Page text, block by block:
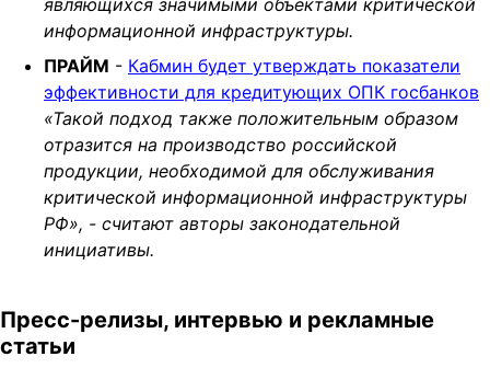
являющихся значимыми объектами критической
информационной инфраструктуры.
ПРАЙМ - Кабмин будет утверждать показатели
эффективности для кредитующих ОПК госбанков
«Такой подход также положительным образом
отразится на производство российской
продукции, необходимой для обслуживания
критической информационной инфраструктуры
РФ», - считают авторы законодательной
инициативы.
Пресс-релизы, интервью и рекламные
статьи